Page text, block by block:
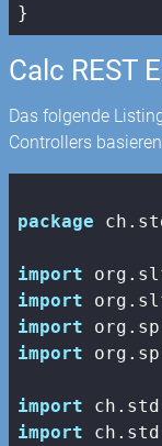
Calc REST
Das folgende
Controllers
package
import
import
import
import
import
import